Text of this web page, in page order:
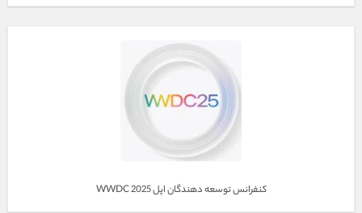
کنفرانس توسعه دهندگان اپل WWDC 2025